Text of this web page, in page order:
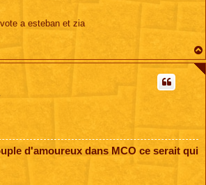
a esteban et zia
d'amoureux dans MCO ce serait qui